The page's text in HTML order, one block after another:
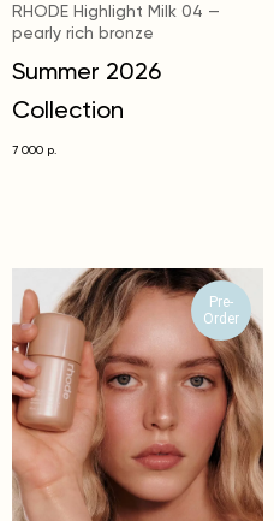
RHODE Highlight Milk 04 —
pearly rich bronze
Summer 2026
Collection
7 000 р.
Pre-
Order